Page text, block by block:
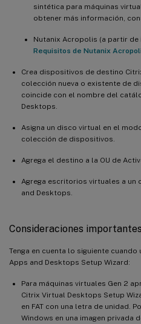
sintética para máquinas
obtener más información,
Nutanix Acropolis (a partir de
Requisitos de Nutanix
Crea dispositivos de destino
colección nueva o existente de
coincide con el nombre del
Desktops.
Asigna un disco virtual en el
colección de dispositivos.
Agrega el destino a la OU de
Agrega escritorios virtuales a un
and Desktops.
Consideraciones importantes
Tenga en cuenta lo siguiente
Apps and Desktops Setup Wizard:
Para máquinas virtuales Gen 2
Citrix Virtual Desktops Setup
en FAT con una letra de unidad.
Windows en una imagen privada